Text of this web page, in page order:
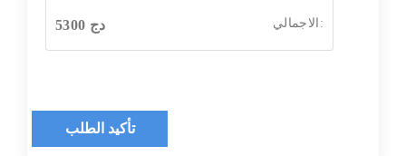
5300 دج الاجمالي:
تأكيد الطلب